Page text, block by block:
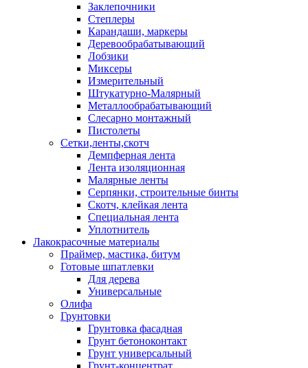
Заклепочники
Степлеры
Карандаши, маркеры
Деревообрабатывающий
Лобзики
Миксеры
Измерительный
Штукатурно-Малярный
Металлообрабатывающий
Слесарно монтажный
Пистолеты
Сетки,ленты,скотч
Демпферная лента
Лента изоляционная
Малярные ленты
Серпянки, строительные бинты
Скотч, клейкая лента
Специальная лента
Уплотнитель
Лакокрасочные материалы
Праймер, мастика, битум
Готовые шпатлевки
Для дерева
Универсальные
Олифа
Грунтовки
Грунтовка фасадная
Грунт бетоноконтакт
Грунт универсальный